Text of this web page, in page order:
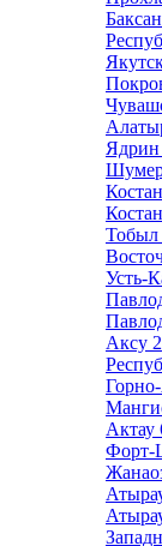
Баксан
Ядрин
Тобыл
Усть-
Аксу 2
Актау
Форт-